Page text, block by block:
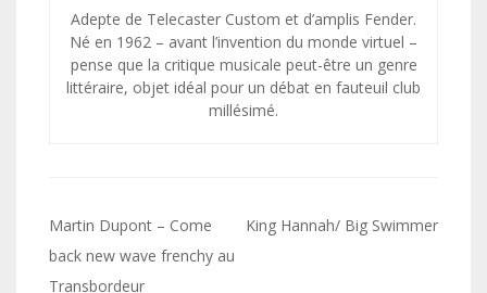
Adepte de Telecaster Custom et d’amplis Fender.
Né en 1962 – avant l’invention du monde virtuel –
pense que la critique musicale peut-être un genre
littéraire, objet idéal pour un débat en fauteuil club
millésimé.
Navigation
de
Martin Dupont – Come
back new wave frenchy au
Transbordeur
King Hannah/ Big Swimmer